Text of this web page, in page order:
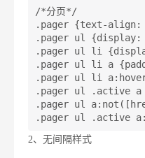
/*分页*/
.pager {text-align:
.pager ul
.pager ul li
.pager ul li a
.pager ul li
.pager ul .active a
.pager ul
.pager ul .active
2、无间隔样式